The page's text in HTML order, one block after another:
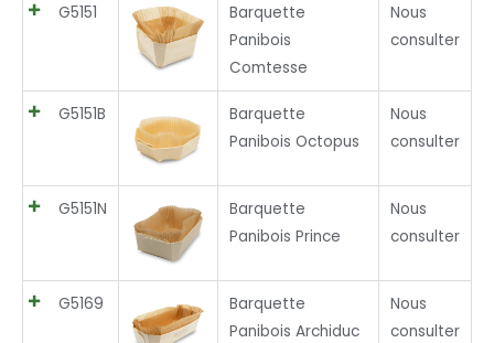
G5151
Barquette
Panibois
Comtesse
Nous
consulter
G5151B
Barquette
Panibois Octopus
Nous
consulter
G5151N
Barquette
Panibois Prince
Nous
consulter
G5169
Barquette
Panibois Archiduc
Nous
consulter